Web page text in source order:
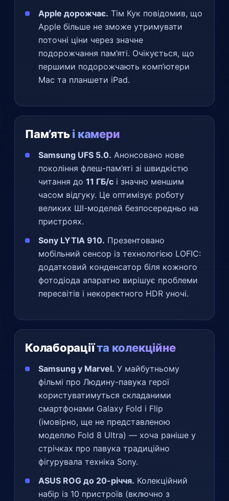
Apple дорожчає. Тім Кук повідомив, що
Apple більше не зможе утримувати
поточні ціни через значне
подорожчання пам’яті. Очікується, що
першими подорожчають комп’ютери
Mac та планшети iPad.
Пам’ятьі камери
Samsung UFS 5.0. Анонсовано нове
покоління флеш-пам’яті зі швидкістю
читання до 11 ГБ/с і значно меншим
часом відгуку. Це оптимізує роботу
великих ШІ-моделей безпосередньо на
пристроях.
Sony LYTIA 910. Презентовано
мобільний сенсор із технологією LOFIC:
додатковий конденсатор біля кожного
фотодіода апаратно вирішує проблеми
пересвітів і некоректного HDR уночі.
Колабораціїта колекційне
Samsung у Marvel. У майбутньому
фільмі про Людину-павука герої
користуватимуться складаними
смартфонами Galaxy Fold і Flip
(імовірно, ще не представленою
моделлю Fold 8 Ultra) — хоча раніше у
стрічках про павука традиційно
фігурувала техніка Sony.
ASUS ROG до 20-річчя. Колекційний
набір із 10 пристроїв (включно з